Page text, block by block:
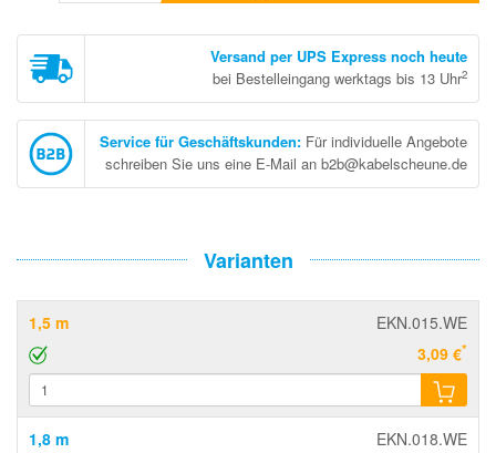
Versand per UPS Express noch heute
bei Bestelleingang werktags bis 13 Uhr2
Service für Geschäftskunden: Für individuelle Angebote
schreiben Sie uns eine E-Mail an b2b@kabelscheune.de
Varianten
1,5 m
EKN.015.WE
3,09 €*
1,8 m
EKN.018.WE